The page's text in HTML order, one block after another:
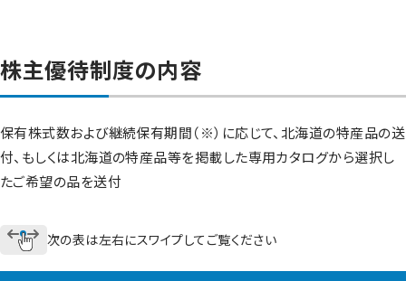
株主優待制度の内容
保有株式数および継続保有期間（※）に応じて、北海道の特産品の送
付、もしくは北海道の特産品等を掲載した専用カタログから選択し
たご希望の品を送付
次の表は左右にスワイプしてご覧ください